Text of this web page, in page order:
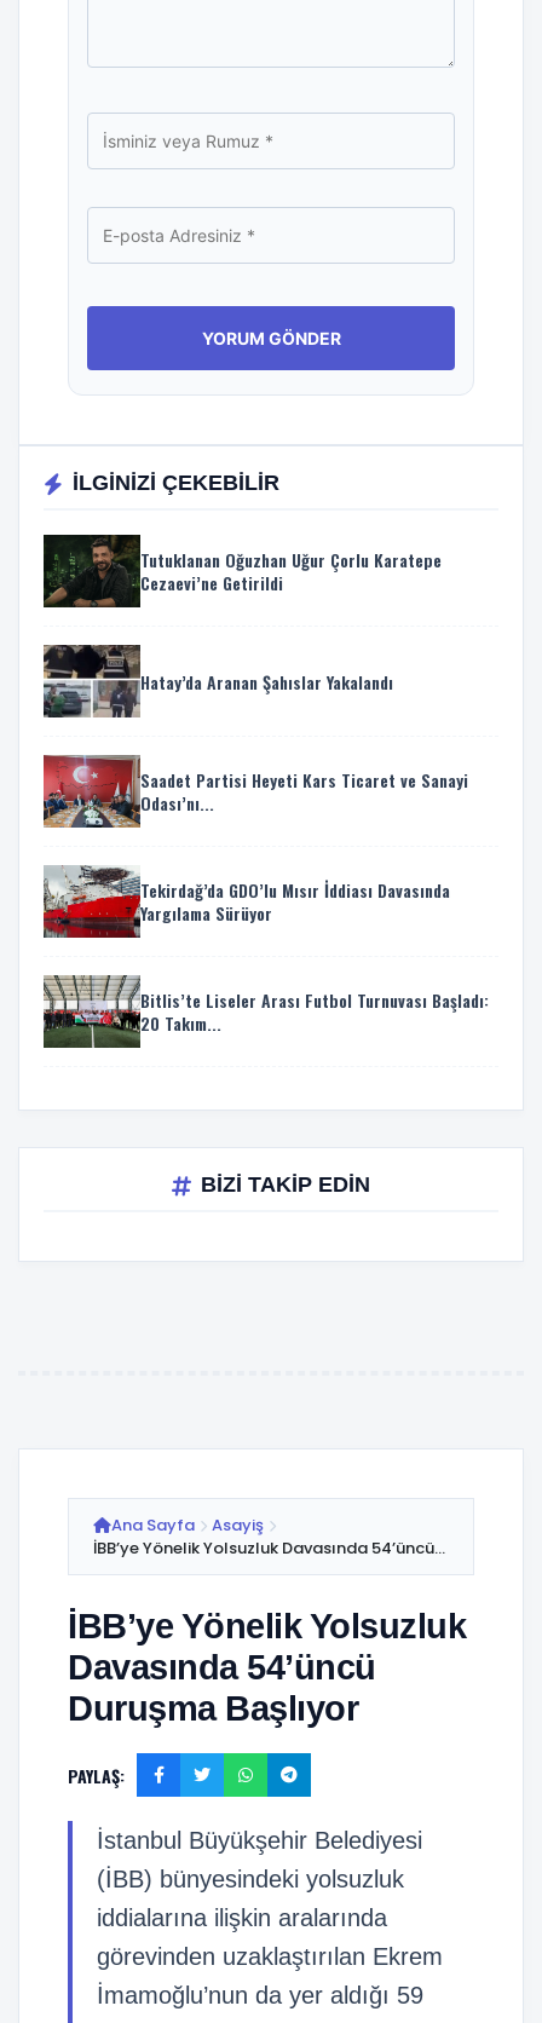
İLGİNİZİ ÇEKEBİLİR
Tutuklanan Oğuzhan Uğur Çorlu Karatepe
Cezaevi’ne Getirildi
Hatay’da Aranan Şahıslar Yakalandı
Saadet Partisi Heyeti Kars Ticaret ve Sanayi
Odası’nı...
Tekirdağ’da GDO’lu Mısır İddiası Davasında
Yargılama Sürüyor
Bitlis’te Liseler Arası Futbol Turnuvası Başladı:
20 Takım...
BİZİ TAKİP EDİN
Ana Sayfa
Asayiş
İBB’ye Yönelik Yolsuzluk Davasında 54’üncü...
İBB’ye Yönelik Yolsuzluk
Davasında 54’üncü
Duruşma Başlıyor
PAYLAŞ:
İstanbul Büyükşehir Belediyesi
(İBB) bünyesindeki yolsuzluk
iddialarına ilişkin aralarında
görevinden uzaklaştırılan Ekrem
İmamoğlu’nun da yer aldığı 59